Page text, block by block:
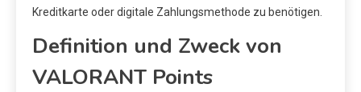
Kreditkarte oder digitale Zahlungsmethode zu benötigen.
Definition und Zweck von
VALORANT Points